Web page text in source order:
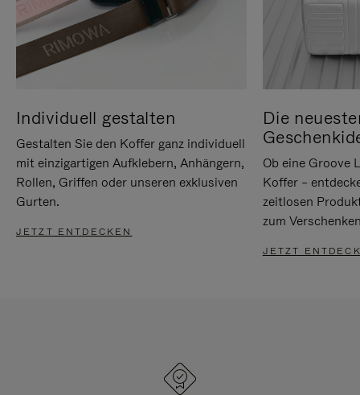
Individuell gestalten
Gestalten Sie den Koffer ganz individuell
mit einzigartigen Aufklebern, Anhängern,
Rollen, Griffen oder unseren exklusiven
Gurten.
JETZT ENTDECKEN
Die
Ob eine Groove
Koffer –
zeitlosen
zum
JETZT